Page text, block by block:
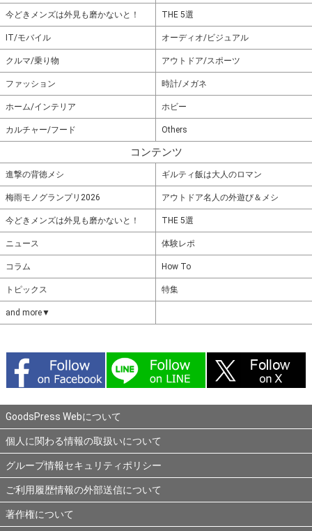
今どきメンズは外見も磨かないと！ THE 5選
IT/モバイル オーディオ/ビジュアル
クルマ/乗り物 アウトドア/スポーツ
ファッション 時計/メガネ
ホーム/インテリア ホビー
カルチャー/フード Others
コンテンツ
進撃の背徳メシ ギルティ飯は大人のロマン
梅雨モノグランプリ2026 アウトドア名人の外遊び＆メシ
今どきメンズは外見も磨かないと！ THE 5選
ニュース 体験レポ
コラム How To
トピックス 特集
and more▼
GoodsPress Webについて
個人に関わる情報の取扱いについて
グループ情報セキュリティポリシー
ご利用履歴情報の外部送信について
著作権について